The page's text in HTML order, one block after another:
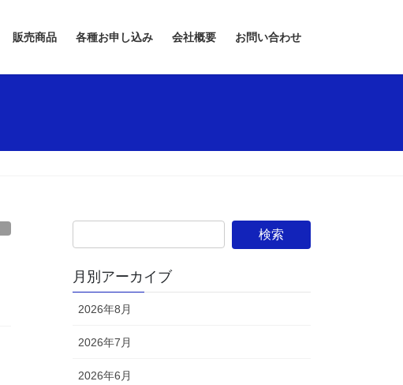
販売商品 各種お申し込み 会社概要 お問い合わせ
月別アーカイブ
2026年8月
2026年7月
2026年6月